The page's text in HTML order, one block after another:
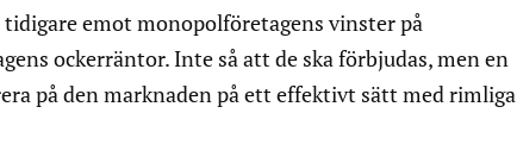
emot monopolföretagens vinster på
ockerräntor. Inte så att de ska förbjudas, men en
på den marknaden på ett effektivt sätt med rimliga